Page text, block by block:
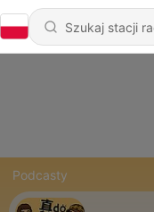
Podcasty